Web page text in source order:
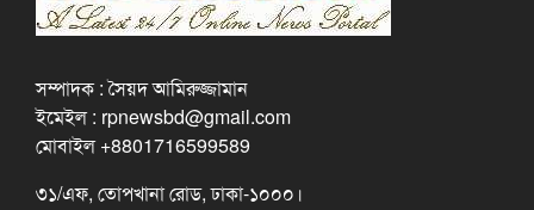
সম্পাদক : সৈয়দ আমিরুজ্জামান
ইমেইল : rpnewsbd@gmail.com
মোবাইল +8801716599589
৩১/এফ, তোপখানা রোড, ঢাকা-১০০০।